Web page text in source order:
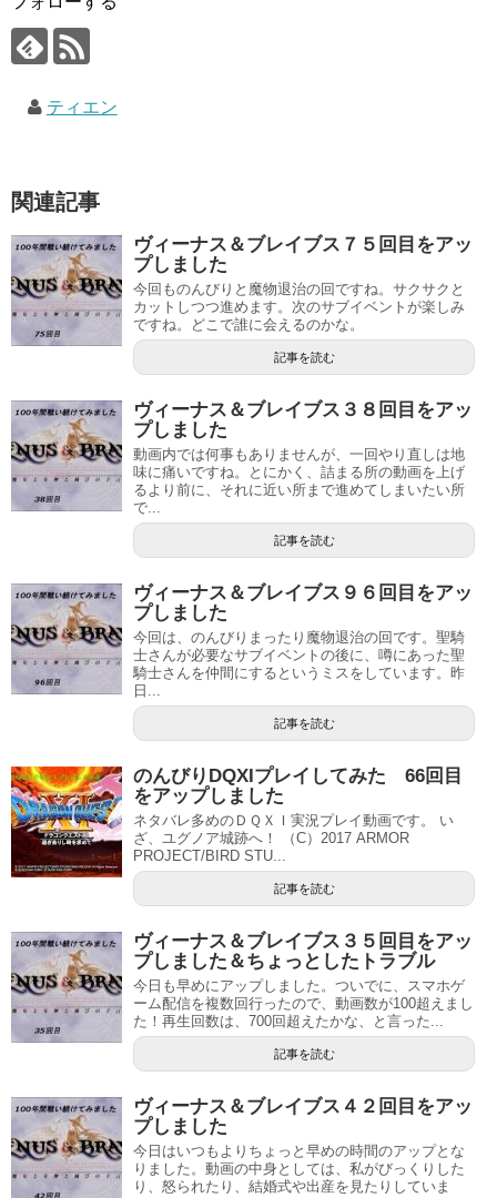
ティエン
関連記事
ヴィーナス＆ブレイブス７５回目をアッ
プしました
今回ものんびりと魔物退治の回ですね。サクサクと
カットしつつ進めます。次のサブイベントが楽しみ
ですね。どこで誰に会えるのかな。
記事を読む
ヴィーナス＆ブレイブス３８回目をアッ
プしました
動画内では何事もありませんが、一回やり直しは地
味に痛いですね。とにかく、詰まる所の動画を上げ
るより前に、それに近い所まで進めてしまいたい所
で...
記事を読む
ヴィーナス＆ブレイブス９６回目をアッ
プしました
今回は、のんびりまったり魔物退治の回です。聖騎
士さんが必要なサブイベントの後に、噂にあった聖
騎士さんを仲間にするというミスをしています。昨
日...
記事を読む
のんびりDQXIプレイしてみた 66回目
をアップしました
ネタバレ多めのＤＱＸＩ実況プレイ動画です。 い
ざ、ユグノア城跡へ！ （C）2017 ARMOR
PROJECT/BIRD STU...
記事を読む
ヴィーナス＆ブレイブス３５回目をアッ
プしました＆ちょっとしたトラブル
今日も早めにアップしました。ついでに、スマホゲ
ーム配信を複数回行ったので、動画数が100超えまし
た！再生回数は、700回超えたかな、と言った...
記事を読む
ヴィーナス＆ブレイブス４２回目をアッ
プしました
今日はいつもよりちょっと早めの時間のアップとな
りました。動画の中身としては、私がびっくりした
り、怒られたり、結婚式や出産を見たりしていま